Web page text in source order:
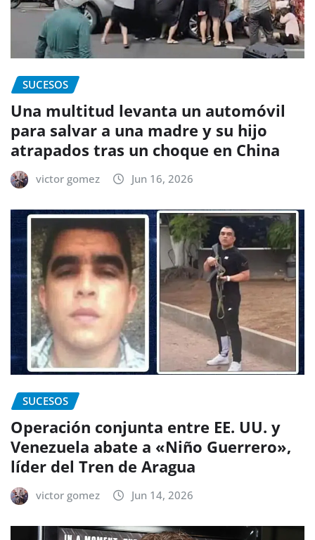
SUCESOS
Una multitud levanta un automóvil
para salvar a una madre y su hijo
atrapados tras un choque en China
victor gomez Jun 16, 2026
SUCESOS
Operación conjunta entre EE. UU. y
Venezuela abate a «Niño Guerrero»,
líder del Tren de Aragua
victor gomez Jun 14, 2026